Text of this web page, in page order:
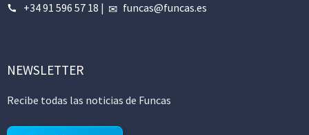
+34 91 596 57 18 | funcas@funcas.es
NEWSLETTER
Recibe todas las noticias de Funcas